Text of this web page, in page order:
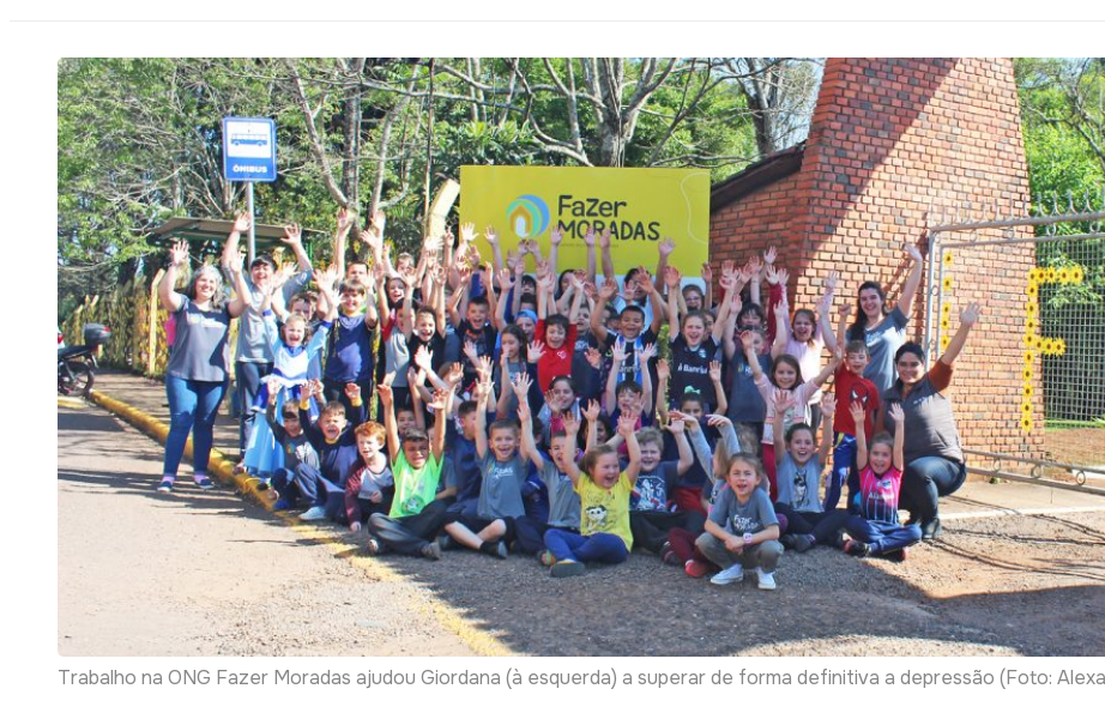
Trabalho na ONG Fazer Moradas ajudou Giordana (à esquerda) a superar de forma definitiva a depressão (Foto: